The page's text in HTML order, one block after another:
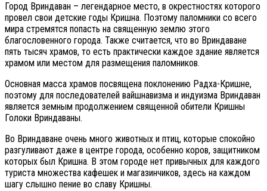
Город Вриндаван – легендарное место, в окрестностях которого
провел свои детские годы Кришна. Поэтому паломники со всего
мира стремятся попасть на священную землю этого
благословенного города. Также считается, что во Вриндаване
пять тысяч храмов, то есть практически каждое здание является
храмом или местом для размещения паломников.
Основная масса храмов посвящена поклонению Радха-Кришне,
поэтому для последователей вайшнавизма и индуизма Вриндаван
является земным продолжением священной обители Кришны
Голоки Вриндаваны.
Во Вриндаване очень много животных и птиц, которые спокойно
разгуливают даже в центре города, особенно коров, защитником
которых был Кришна. В этом городе нет привычных для каждого
туриста множества кафешек и магазинчиков, здесь на каждом
шагу слышно пение во славу Кришны.